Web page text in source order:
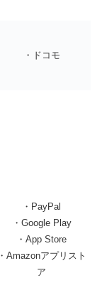
・ドコモ
・PayPal
・Google Play
・App Store
・Amazonアプリスト
ア